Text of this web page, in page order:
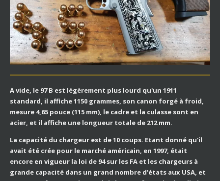
A vide, le 97 B est légèrement plus lourd qu'un 1911
standard, il affiche 1150 grammes, son canon forgé à froid,
mesure 4,65 pouce (115 mm), le cadre et la culasse sont en
acier, et il affiche une longueur totale de 212 mm.
La capacité du chargeur est de 10 coups. Etant donné qu'il
avait été crée pour le marché américain, en 1997, était
encore en vigueur la loi de 94 sur les FA et les chargeurs à
grande capacité dans un grand nombre d'états aux USA, et